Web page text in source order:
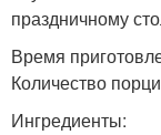
праздничному
Время
Количество
Ингредиенты: